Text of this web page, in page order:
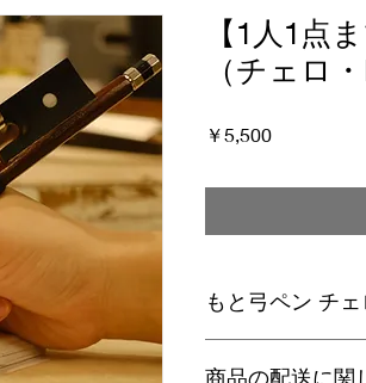
【1人1点
（チェロ
￥5,500価
もと弓ペン チ
長さはLサイズと同じ
商品の配送に関